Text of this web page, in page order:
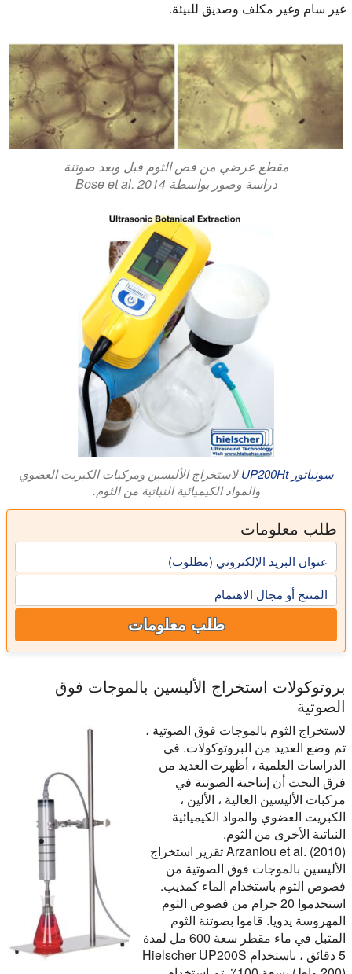
غير سام وغير مكلف وصديق للبيئة.
مقطع عرضي من فص الثوم قبل وبعد صوتنة
دراسة وصور بواسطة Bose et al. 2014
سونياتور UP200Ht
لاستخراج الأليسين ومركبات الكبريت العضوي
والمواد الكيميائية النباتية من الثوم.
طلب معلومات
عنوان البريد الإلكتروني (مطلوب)
المنتج أو مجال الاهتمام
طلب معلومات
بروتوكولات استخراج الأليسين بالموجات فوق
الصوتية
لاستخراج الثوم بالموجات فوق الصوتية ،
تم وضع العديد من البروتوكولات. في
الدراسات العلمية ، أظهرت العديد من
فرق البحث أن إنتاجية الصوتنة في
مركبات الأليسين العالية ، الألين ،
الكبريت العضوي والمواد الكيميائية
النباتية الأخرى من الثوم.
Arzanlou et al. (2010) تقرير استخراج
الأليسين بالموجات فوق الصوتية من
فصوص الثوم باستخدام الماء كمذيب.
استخدموا 20 جرام من فصوص الثوم
المهروسة يدويا. قاموا بصوتنة الثوم
المتبل في ماء مقطر سعة 600 مل لمدة
5 دقائق ، باستخدام Hielscher UP200S